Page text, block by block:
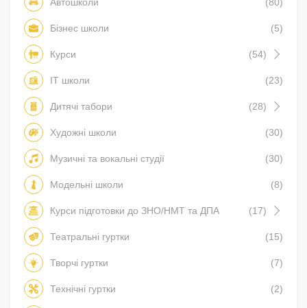
Бізнес школи (5)
Курси (54)
IT школи (23)
Дитячі табори (28)
Художні школи (30)
Музичні та вокальні студії (30)
Модельні школи (8)
Курси підготовки до ЗНО/НМТ та ДПА (17)
Театральні гуртки (15)
Творчі гуртки (7)
Технічні гуртки (2)